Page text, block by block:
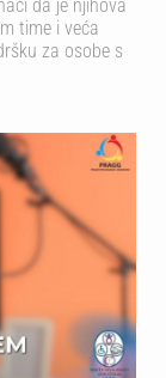
da je njihova
time i veća
za osobe s